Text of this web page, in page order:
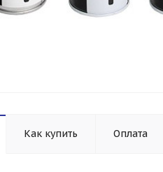
Как купить Оплата